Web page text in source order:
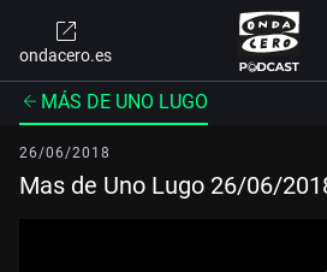
ondacero.es
MÁS DE UNO LUGO
26/06/2018
Mas de Uno Lugo 26/06/